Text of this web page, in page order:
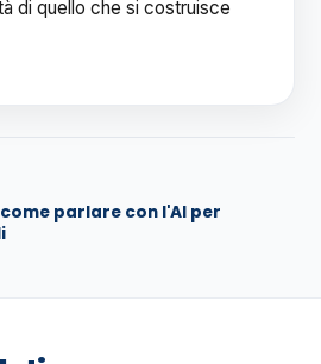
di quello che si costruisce
parlare con l'AI per